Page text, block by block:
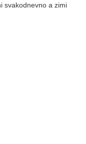
svakodnevno a zimi